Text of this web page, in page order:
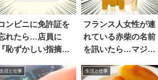
ンビニに免許証を
れたら…店員に
『恥ずかしい指摘』
フランス人女性が連
れている赤柴の名前
を訊いたら…マジ
生活と仕事 生活と仕事